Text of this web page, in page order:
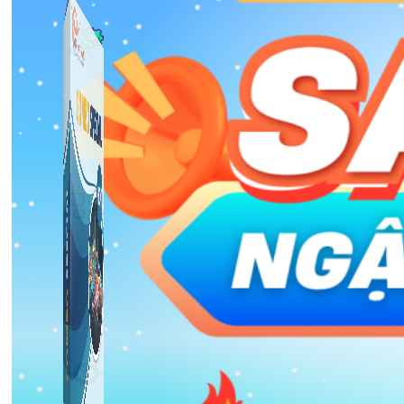
Công Cụ Marketing
1,066 bài viết
Thủ Thuật Facebook
536 bài viết